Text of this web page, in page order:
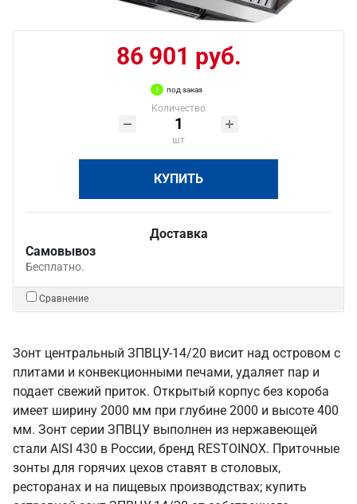
86 901 руб.
под заказ
Количество
шт
КУПИТЬ
Доставка
Самовывоз
Бесплатно.
Сравнение
Зонт центральный ЗПВЦУ-14/20 висит над островом с
плитами и конвекционными печами, удаляет пар и
подает свежий приток. Открытый корпус без короба
имеет ширину 2000 мм при глубине 2000 и высоте 400
мм. Зонт серии ЗПВЦУ выполнен из нержавеющей
стали AISI 430 в России, бренд RESTOINOX. Приточные
зонты для горячих цехов ставят в столовых,
ресторанах и на пищевых производствах; купить